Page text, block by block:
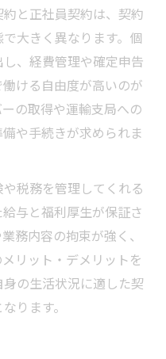
と正社員契約は、契約
大きく異なります。個
、経費管理や確定申告
ける自由度が高いのが
の取得や運輸支局への
や手続きが求められま
税務を管理してくれる
与と福利厚生が保証さ
務内容の拘束が強く、
リット・デメリットを
の生活状況に適した契
ります。